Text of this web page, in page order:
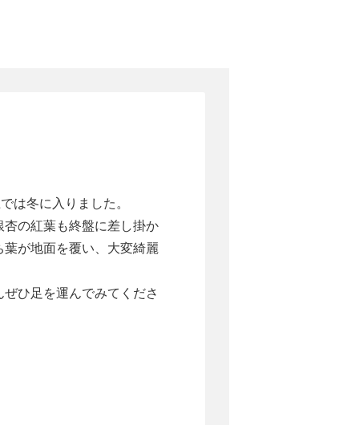
は冬に入りました。
の紅葉も終盤に差し掛か
が地面を覆い、大変綺麗
ひ足を運んでみてくださ